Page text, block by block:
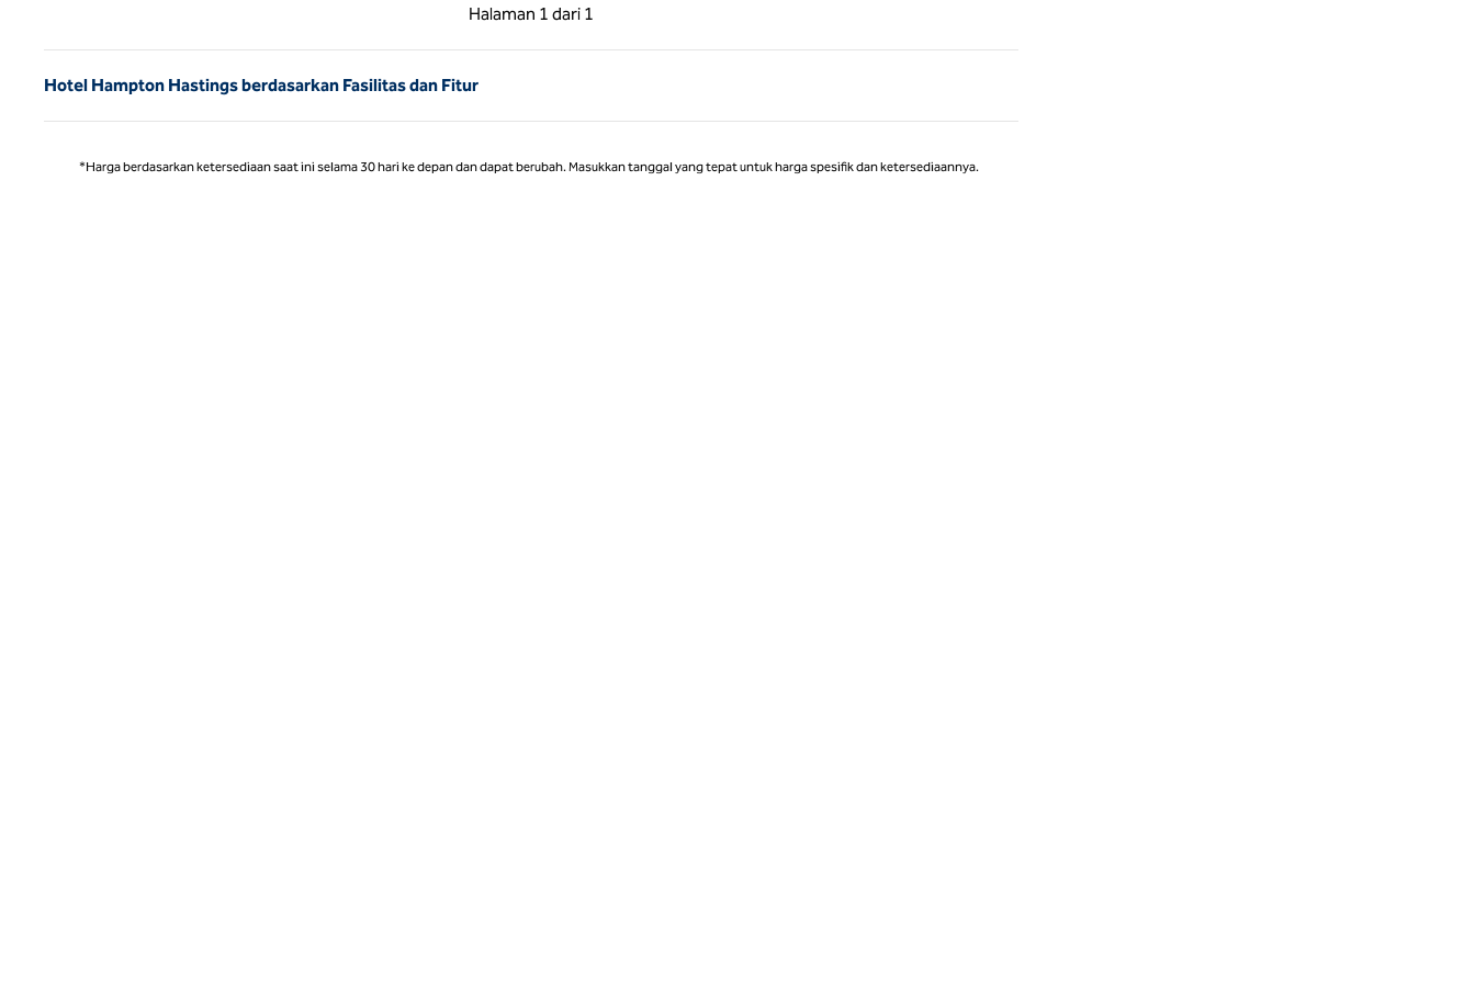
Halaman 1 dari 1
Halaman Sebelumnya, 1 dari 1
Halaman 1 dari 1
Hotel Hampton Hastings berdasarkan Fasilitas dan Fitur
*Harga berdasarkan ketersediaan saat ini selama 30 hari ke depan dan dapat berubah. Masukkan tanggal yang tepat untuk harga spesifik dan ketersediaannya.